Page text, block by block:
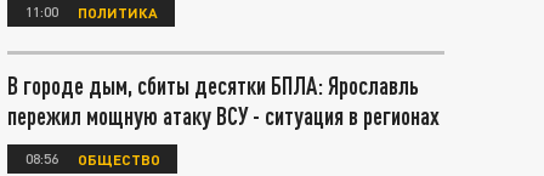
11:00 ПОЛИТИКА
В городе дым, сбиты десятки БПЛА: Ярославль
пережил мощную атаку ВСУ - ситуация в регионах
08:56 ОБЩЕСТВО